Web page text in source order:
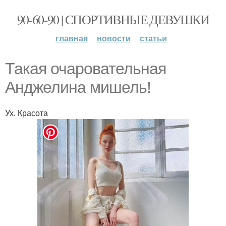
90-60-90 | СПОРТИВНЫЕ ДЕВУШКИ
главная новости статьи
Такая очаровательная
Анджелина мишель!
Ух. Красота